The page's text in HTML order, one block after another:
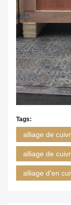
Tags:
alliage de
alliage de
alliage d'en